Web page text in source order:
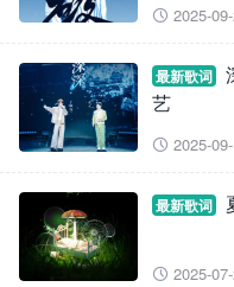
 2025-
最新歌词
艺
 2025-
最新歌词
 2025-